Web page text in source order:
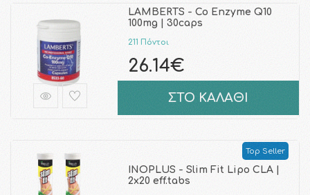
LAMBERTS - Co Enzyme Q10
100mg | 30caps
211 Πόντοι
26.14€
ΣΤΟ ΚΑΛΑΘΙ
Top Seller
INOPLUS - Slim Fit Lipo CLA |
2x20 eff.tabs